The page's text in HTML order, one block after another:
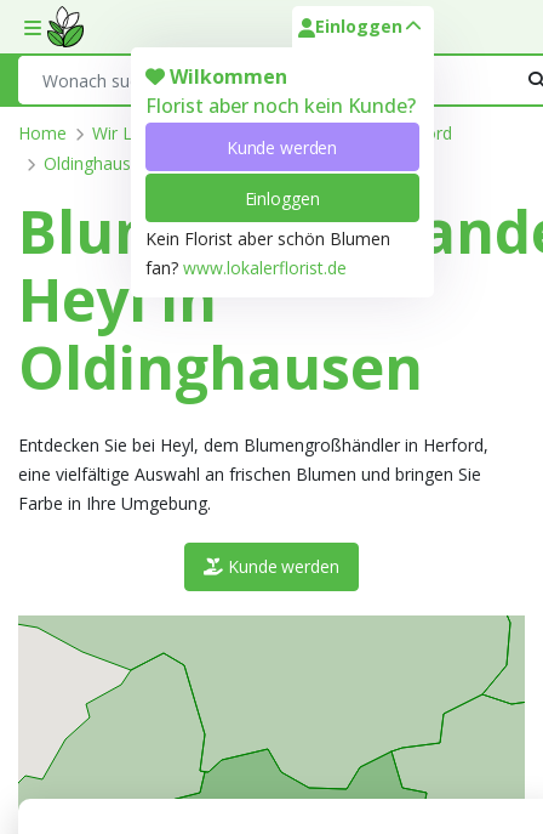
Toggle mobile menu
Einloggen
Wilkommen
Florist aber noch kein Kunde?
Kunde werden
Einloggen
Kein Florist aber schön Blumen
fan? www.lokalerflorist.de
Home Wir Liefern
Herford
Oldinghausen
Heyl in
Oldinghausen
Entdecken Sie bei Heyl, dem Blumengroßhändler in Herford,
eine vielfältige Auswahl an frischen Blumen und bringen Sie
Farbe in Ihre Umgebung.
Kunde werden